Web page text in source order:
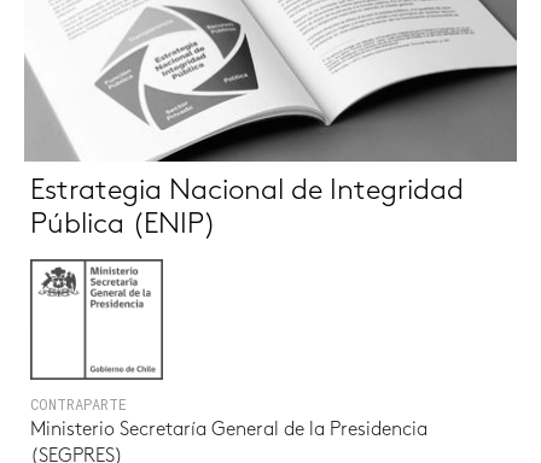
Estrategia Nacional de Integridad
Pública (ENIP)
CONTRAPARTE
Ministerio Secretaría General de la Presidencia
(SEGPRES)